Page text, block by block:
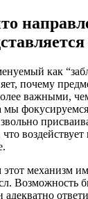
как
почему
важными,
мы
механизм
Возможность
адекватно